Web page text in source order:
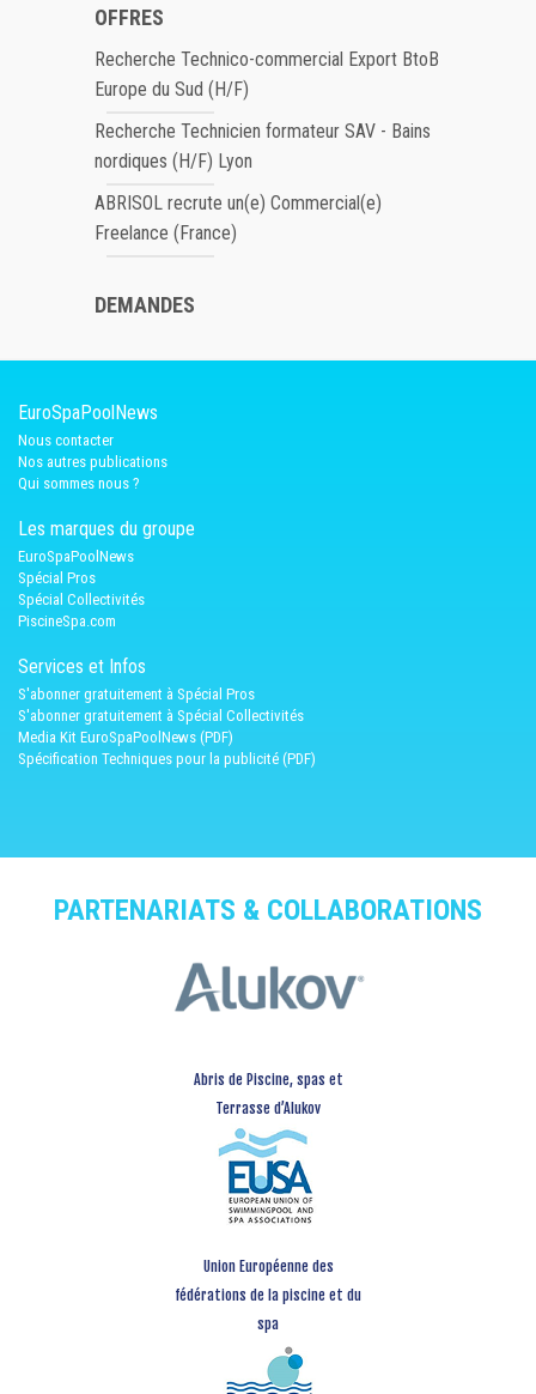
OFFRES
Recherche Technico-commercial Export BtoB
Europe du Sud (H/F)
Recherche Technicien formateur SAV - Bains
nordiques (H/F) Lyon
ABRISOL recrute un(e) Commercial(e)
Freelance (France)
DEMANDES
EuroSpaPoolNews
Nous contacter
Nos autres publications
Qui sommes nous ?
Les marques du groupe
EuroSpaPoolNews
Spécial Pros
Spécial Collectivités
PiscineSpa.com
Services et Infos
S'abonner gratuitement à Spécial Pros
S'abonner gratuitement à Spécial Collectivités
Media Kit EuroSpaPoolNews (PDF)
Spécification Techniques pour la publicité (PDF)
PARTENARIATS & COLLABORATIONS
Abris de Piscine, spas et
Terrasse d’Alukov
Union Européenne des
fédérations de la piscine et du
spa